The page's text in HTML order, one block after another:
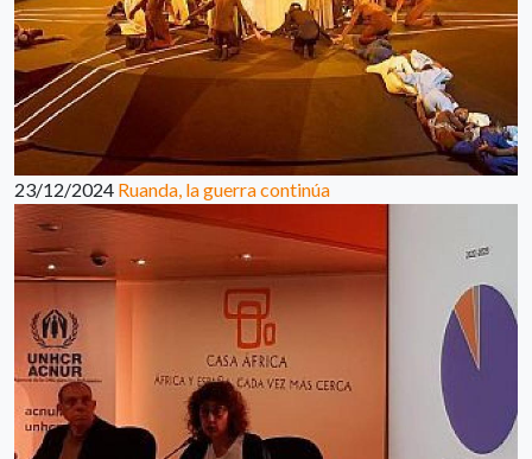
23/12/2024 Ruanda, la guerra continúa